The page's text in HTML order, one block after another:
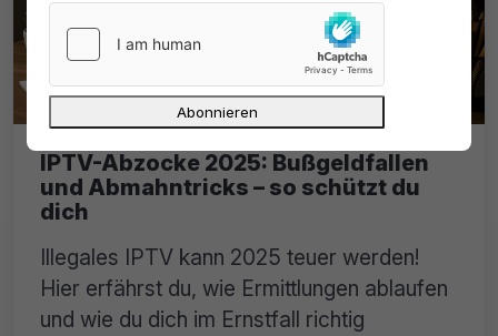
IPTV-Abzocke 2025: Bußgeldfallen
und Abmahntricks – so schützt du
dich
Illegales IPTV kann 2025 teuer werden!
Hier erfährst du, wie Ermittlungen ablaufen
und wie du dich im Ernstfall richtig